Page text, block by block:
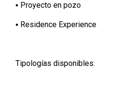
▪️ Proyecto en pozo
▪️ Residence Experience
Tipologías disponibles: